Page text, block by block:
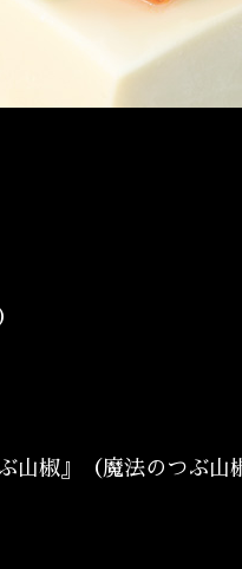
椒』（魔法のつぶ山